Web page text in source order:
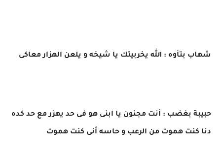
شهاب بتأوه : الله يخربيتك يا شيخه و يلعن الهزار معاكى
حبيبة بغضب : أنت مجنون يا ابنى هو فى حد يهزر مع حد كده
دنا كنت هموت من الرعب و حاسه أنى كنت هموت